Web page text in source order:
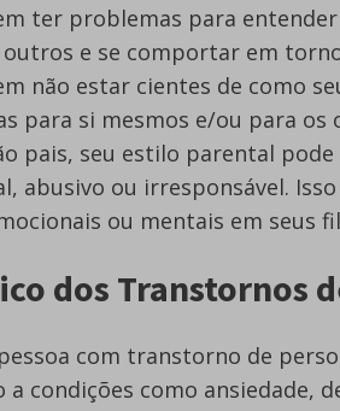
ter problemas para
e se comportar em
não estar cientes de como
para si mesmos e/ou para os
pais, seu estilo parental
abusivo ou irresponsável.
ou mentais em seus
dos Transtornos
com transtorno de
a condições como ansiedade,